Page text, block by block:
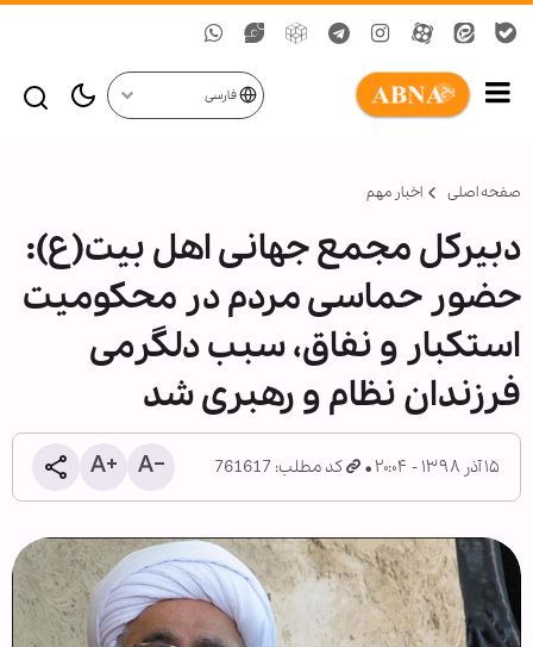
فارسی
صفحه اصلی اخبار مهم
دبیرکل مجمع جهانی اهل بیت(ع):
حضور حماسی مردم در محکومیت
استکبار و نفاق، سبب دلگرمی
فرزندان نظام و رهبری شد
۱۵ آذر ۱۳۹۸ - ۲۰:۰۴ کد مطلب: 761617